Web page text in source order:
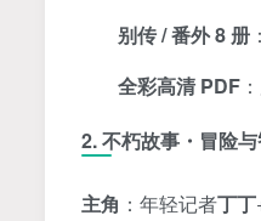
别传 / 番外 8 册
全彩高清 PDF
2. 不朽故事・冒险
主角 ：年轻记者丁丁